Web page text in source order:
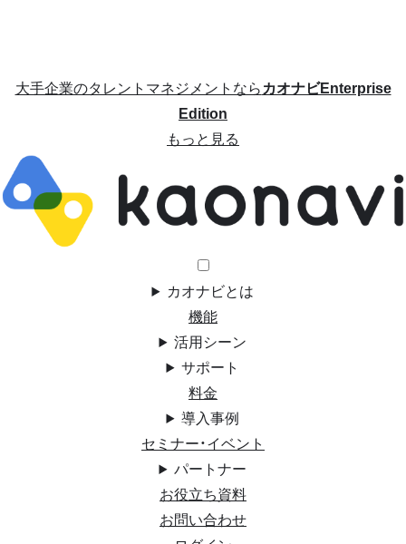
大手企業のタレントマネジメントならカオナビEnterprise
Edition
もっと見る
カオナビとは
機能
活用シーン
サポート
料金
導入事例
セミナー・イベント
パートナー
お役立ち資料
お問い合わせ